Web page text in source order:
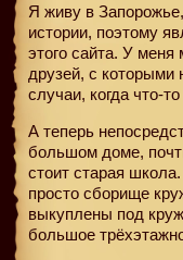
Я живу в
истории, поэтому
этого сайта. У меня
друзей, с которыми
случаи, когда что-
А теперь
большом доме,
стоит старая
просто сборище
выкуплены под
большое